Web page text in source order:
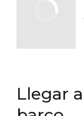
Llegar